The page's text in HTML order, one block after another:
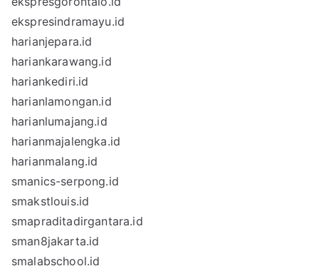
ekspresindramayu.id
harianjepara.id
hariankarawang.id
hariankediri.id
harianlamongan.id
harianlumajang.id
harianmajalengka.id
harianmalang.id
smanics-serpong.id
smakstlouis.id
smapraditadirgantara.id
sman8jakarta.id
smalabschool.id